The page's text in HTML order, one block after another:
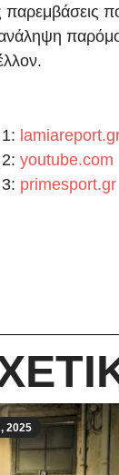
παρεμβάσεις
youtube.com
primesport.gr
2025